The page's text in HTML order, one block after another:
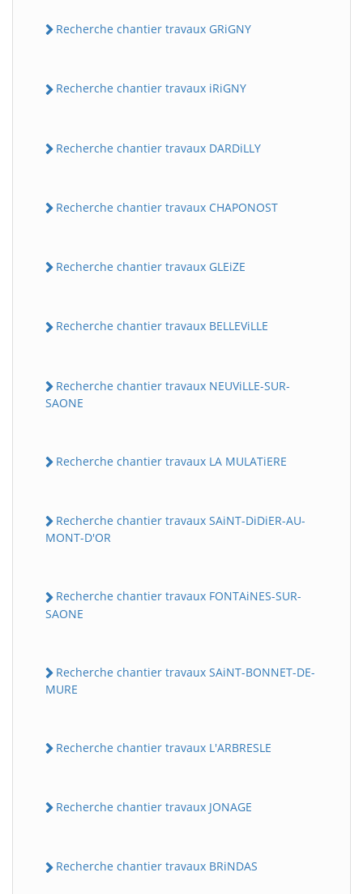
Recherche chantier travaux GRiGNY
Recherche chantier travaux iRiGNY
Recherche chantier travaux DARDiLLY
Recherche chantier travaux CHAPONOST
Recherche chantier travaux GLEiZE
Recherche chantier travaux BELLEViLLE
Recherche chantier travaux NEUViLLE-SUR-
SAONE
Recherche chantier travaux LA MULATiERE
Recherche chantier travaux SAiNT-DiDiER-AU-
MONT-D'OR
Recherche chantier travaux FONTAiNES-SUR-
SAONE
Recherche chantier travaux SAiNT-BONNET-DE-
MURE
Recherche chantier travaux L'ARBRESLE
Recherche chantier travaux JONAGE
Recherche chantier travaux BRiNDAS